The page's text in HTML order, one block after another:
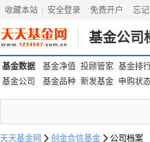
收藏本站 安全登录 免费开户 忘
基金公司
基金数据 基金净值 投顾管家 基金排
基金公司
基金品种 新发基金 申购状
天天基金网  创金合信基金  公司档案